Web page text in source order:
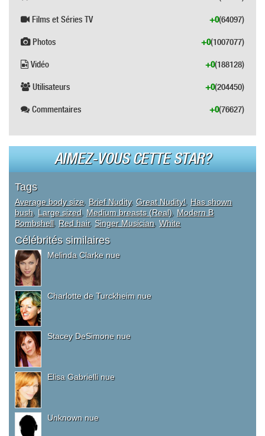
Films et Séries TV (64097)
+0
Photos (1007077)
+0
Vidéo (188128)
+0
Utilisateurs (204450)
+0
Commentaires (76627)
+0
AIMEZ-VOUS CETTE STAR?
Tags
Average body size, Brief Nudity, Great Nudity! Has shown
bush Large sized Medium breasts (Real) Modern B
Bombshell, Red hair, Singer Musician White
Célébrités similaires
Melinda Clarke nue
Charlotte de Turckheim nue
Stacey DeSimone nue
Elisa Gabrielli nue
Unknown nue